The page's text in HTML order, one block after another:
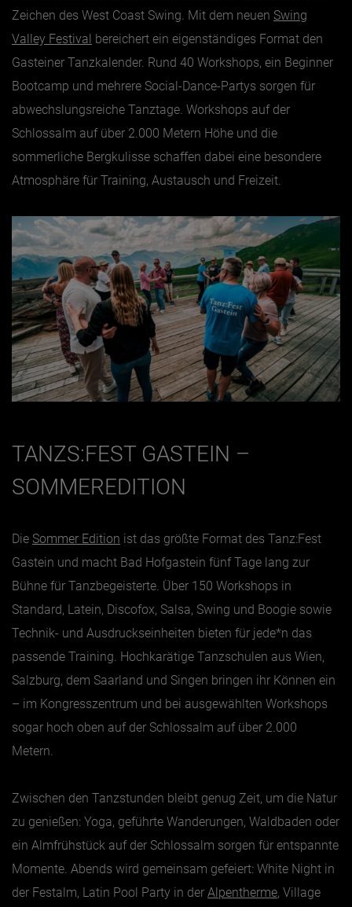
Zeichen des West Coast Swing. Mit dem neuen Swing
Valley Festival bereichert ein eigenständiges Format den
Gasteiner Tanzkalender. Rund 40 Workshops, ein Beginner
Bootcamp und mehrere Social-Dance-Partys sorgen für
abwechslungsreiche Tanztage. Workshops auf der
Schlossalm auf über 2.000 Metern Höhe und die
sommerliche Bergkulisse schaffen dabei eine besondere
Atmosphäre für Training, Austausch und Freizeit.
TANZS:FEST GASTEIN –
SOMMEREDITION
Die Sommer Edition ist das größte Format des Tanz:Fest
Gastein und macht Bad Hofgastein fünf Tage lang zur
Bühne für Tanzbegeisterte. Über 150 Workshops in
Standard, Latein, Discofox, Salsa, Swing und Boogie sowie
Technik- und Ausdruckseinheiten bieten für jede*n das
passende Training. Hochkarätige Tanzschulen aus Wien,
Salzburg, dem Saarland und Singen bringen ihr Können ein
– im Kongresszentrum und bei ausgewählten Workshops
sogar hoch oben auf der Schlossalm auf über 2.000
Metern.
Zwischen den Tanzstunden bleibt genug Zeit, um die Natur
zu genießen: Yoga, geführte Wanderungen, Waldbaden oder
ein Almfrühstück auf der Schlossalm sorgen für entspannte
Momente. Abends wird gemeinsam gefeiert: White Night in
der Festalm, Latin Pool Party in der Alpentherme, Village